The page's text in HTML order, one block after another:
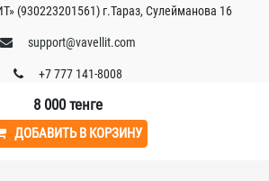
8 000тенге
ДОБАВИТЬ В КОРЗИНУ
(930223201561) г.Тараз, Сулейманова 16
support@vavellit.com
+7 777 141-8008